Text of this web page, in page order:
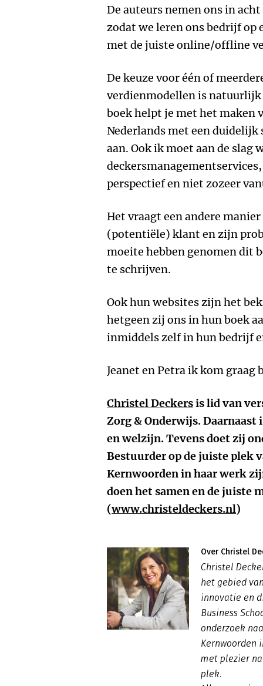
De auteurs nemen ons in
zodat we leren ons bedrijf
met de juiste online/offline
De keuze voor één of
verdienmodellen is
boek helpt je met het maken
Nederlands met een
aan. Ook ik moet aan de slag
perspectief en niet zozeer
Het vraagt een andere
(potentiële) klant en zijn
moeite hebben genomen dit
te schrijven.
Ook hun websites zijn het
hetgeen zij ons in hun boek
inmiddels zelf in hun bedrijf
Jeanet en Petra ik kom graag
Christel Deckersis lid van
Zorg & Onderwijs.
en welzijn. Tevens doet zij
Bestuurder op de juiste plek
Kernwoorden in haar werk
doen het samen en de juiste
(www.christeldeckers.nl)
Over Christel
Christel
het gebied
innovatie en
Business
onderzoek
Kernwoorden
met plezier
plek.